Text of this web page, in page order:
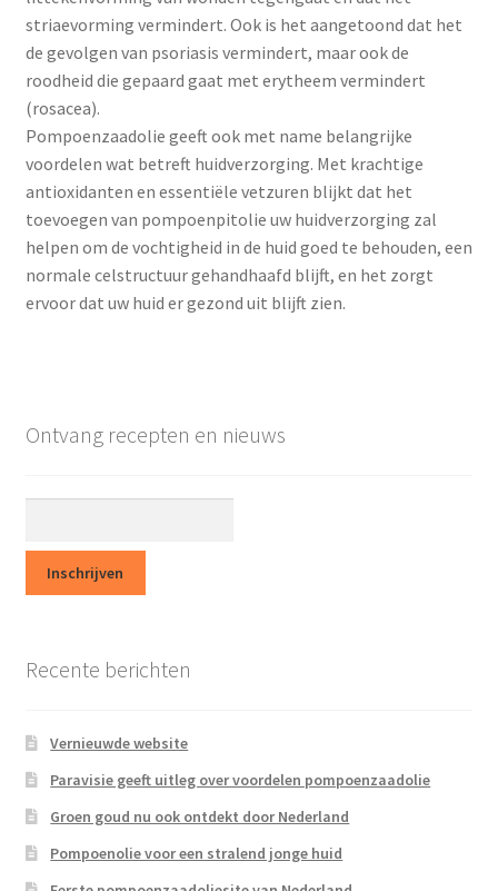
Pompoenpitolie
Recepten & Nieuws
Terms and Conditions
Terms and Conditions
Winkel
Assortiment
Affiliate inlog
striaevorming vermindert. Ook is het aangetoond dat het
de gevolgen van psoriasis vermindert, maar ook de
roodheid die gepaard gaat met erytheem vermindert
(rosacea).
Pompoenzaadolie geeft ook met name belangrijke
voordelen wat betreft huidverzorging. Met krachtige
antioxidanten en essentiële vetzuren blijkt dat het
toevoegen van pompoenpitolie uw huidverzorging zal
helpen om de vochtigheid in de huid goed te behouden, een
normale celstructuur gehandhaafd blijft, en het zorgt
ervoor dat uw huid er gezond uit blijft zien.
Ontvang recepten en nieuws
Recente berichten
Vernieuwde website
Paravisie geeft uitleg over voordelen pompoenzaadolie
Groen goud nu ook ontdekt door Nederland
Pompoenolie voor een stralend jonge huid